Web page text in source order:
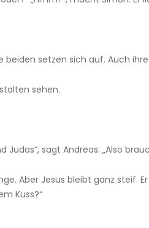
setzen sich auf. Auch
sehen.
sagt Andreas. „Also
Aber Jesus bleibt ganz steif.
Kuss?“